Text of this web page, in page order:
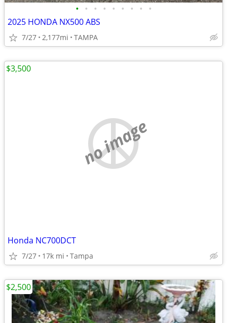
• • • • • • • • •
2025 HONDA NX500 ABS
7/27 2,177mi TAMPA
no image
Honda NC700DCT
7/27 17k mi Tampa
$3,500
$2,500